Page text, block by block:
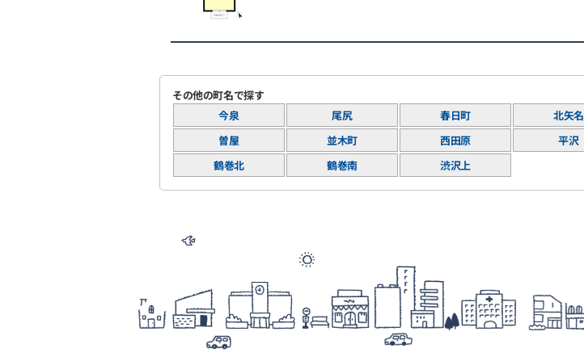
その他の町名で探す
今泉
尾尻 春日町 北矢名
曽屋
並木町 西田原 平沢
鶴巻北
鶴巻南 渋沢上